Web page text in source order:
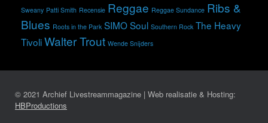
Sweany Patti Smith Recensie Reggae Reggae Sundance Ribs &
Blues Roots in the Park SIMOSoul Southern Rock The Heavy
TivoliWalter Trout Wende Snijders
© 2021 Archief Livestreammagazine | Web realisatie & Hosting:
HBProductions